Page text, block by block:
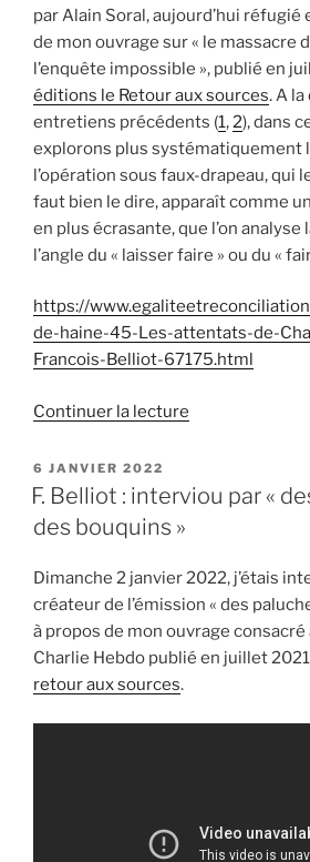
par Alain Soral, aujourd’hui réfugié
de mon ouvrage sur « le massacre
l’enquête impossible », publié en
éditions le Retour aux sources. A
entretiens précédents (1,2), dans
explorons plus systématiquement
l’opération sous faux-drapeau, qui
faut bien le dire, apparaît comme
en plus écrasante, que l’on analyse
l’angle du « laisser faire » ou du «
https://
de-haine-45-Les-attentats-de-
Francois-Belliot-67175.html
Continuer la lecture
sur
de
Charlie
Hebdo »
PUBLIÉ
LE
6 JANVIER 2022
F. Belliot : interviou par «
des bouquins »
Dimanche 2 janvier 2022, j’étais
créateur de l’émission « des
à propos de mon ouvrage consacré
Charlie Hebdo publié en juillet 2021
retour aux sources.